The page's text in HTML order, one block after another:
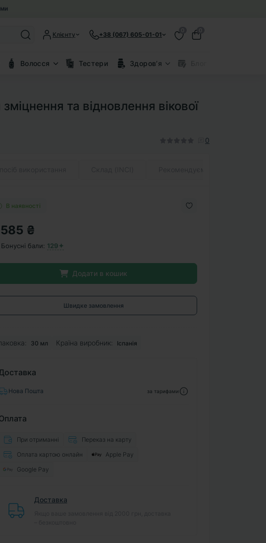
Клієнту +38 (067) 605-01-01
Волосся Тестери Здоровʼя
та відновлення вікової
0
В наявності
₴
Бонусні бали: 129✦
Додати в кошик
Швидке замовлення
30 мл Країна виробник: Іспанія
Нова Пошта за тарифами
При отриманні
Переказ на карту
Оплата картою онлайн
Apple Pay
Google Pay
Доставка